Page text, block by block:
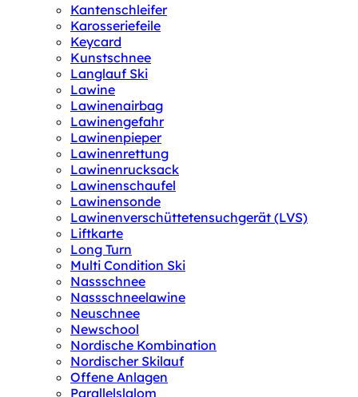
Kantenschleifer
Karosseriefeile
Keycard
Kunstschnee
Langlauf Ski
Lawine
Lawinenairbag
Lawinengefahr
Lawinenpieper
Lawinenrettung
Lawinenrucksack
Lawinenschaufel
Lawinensonde
Lawinenverschüttetensuchgerät (LVS)
Liftkarte
Long Turn
Multi Condition Ski
Nassschnee
Nassschneelawine
Neuschnee
Newschool
Nordische Kombination
Nordischer Skilauf
Offene Anlagen
Parallelslalom